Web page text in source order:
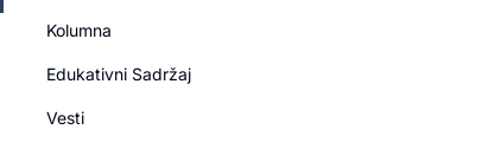
Kolumna
Edukativni Sadržaj
Vesti